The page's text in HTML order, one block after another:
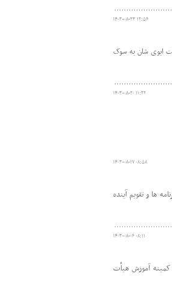
۱۴۰۳-۰۸-۲۳ ۱۲:۵۶
ابوی شان به سوک
۱۴۰۳-۰۸-۲۰ ۱۱:۲۲
۱۴۰۳-۰۸-۱۷ ۰۸:۵۸
درخصوص برنامه ها و تقویم آینده
۱۴۰۳-۰۸-۰۶ ۰۸:۱۱
کمیته آموزش هیأت